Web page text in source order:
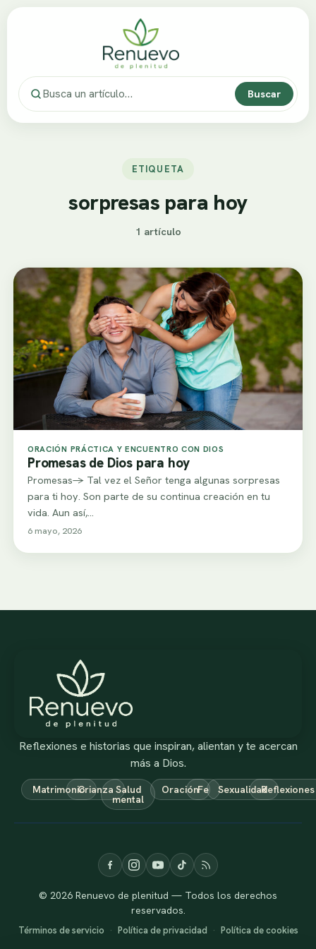
Buscar
ETIQUETA
sorpresas para hoy
1 artículo
ORACIÓN PRÁCTICA Y ENCUENTRO CON DIOS
Promesas de Dios para hoy
Promesas-> Tal vez el Señor tenga algunas sorpresas
para ti hoy. Son parte de su continua creación en tu
vida. Aun así,…
6 mayo, 2026
Reflexiones e historias que inspiran, alientan y te acercan
más a Dios.
MatrimonioCrianza Salud
mental
OraciónFe SexualidadReflexiones
© 2026 Renuevo de plenitud — Todos los derechos
reservados.
Términos de servicio · Política de privacidad · Política de cookies